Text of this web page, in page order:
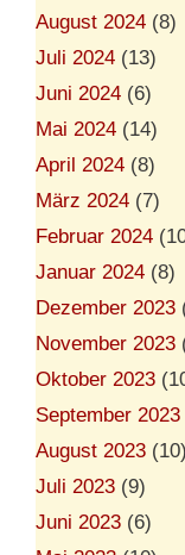
August 2024 (8)
Juli 2024 (13)
Juni 2024 (6)
Mai 2024 (14)
April 2024 (8)
März 2024 (7)
Februar 2024
Januar 2024 (8)
Dezember 2023
November 2023
Oktober 2023
September 2023
August 2023 (10)
Juli 2023 (9)
Juni 2023 (6)